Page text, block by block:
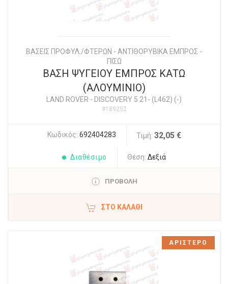
ΒΑΣΕΙΣ ΠΡΟΦΥΛ./ΦΤΕΡΩΝ - ΑΝΤΙΘΟΡΥΒΙΚΑ ΕΜΠΡΟΣ -
ΠΙΣΩ
ΒΑΣΗ ΨΥΓΕΙΟΥ ΕΜΠΡΟΣ ΚΑΤΩ
(ΑΛΟΥΜΙΝΙΟ)
LAND ROVER - DISCOVERY 5 21- (L462) (-)
#189252
Κωδικός: 692404283 Τιμή: 32,05 €
Διαθέσιμο Θέση: Δεξιά
ΠΡΟΒΟΛΗ
ΣΤΟ ΚΑΛΆΘΙ
ΑΡΙΣΤΕΡΟ